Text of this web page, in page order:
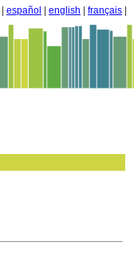
español english français